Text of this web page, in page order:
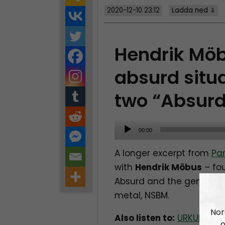
2020-12-10 23:12
Ladda ned ⇓
Hendrik
absurd
two
d
i
o
P
00:00
A longer excerpt from
with Hendrik Möbus –
Absurd and the genre
metal, NSBM.
Also listen to: URKULT